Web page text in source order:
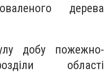
дерева
добу пожежно-
області